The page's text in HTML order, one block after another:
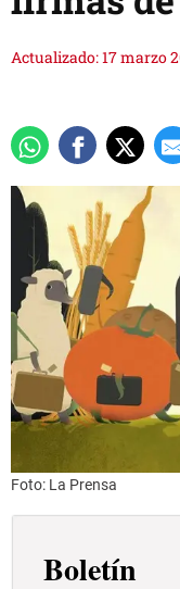
Actualizado: 17 marzo
Foto: La Prensa
Boletín